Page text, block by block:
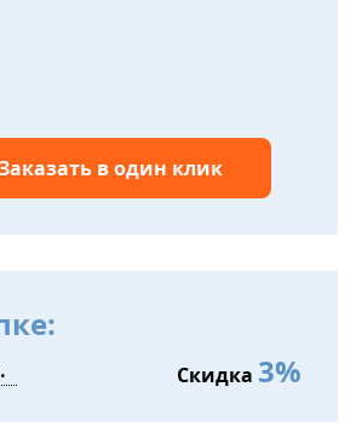
в один клик
Скидка 3%